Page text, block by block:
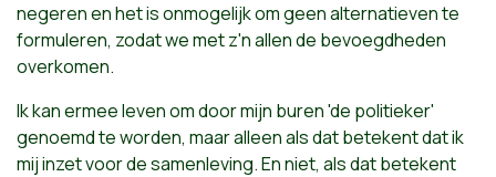
negeren en het is onmogelijk om geen alternatieven te
formuleren, zodat we met z'n allen de bevoegdheden
overkomen.
Ik kan ermee leven om door mijn buren 'de politieker'
genoemd te worden, maar alleen als dat betekent dat ik
mij inzet voor de samenleving. En niet, als dat betekent